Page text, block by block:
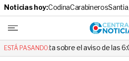
Noticias hoy:CodinaCarabineros
ESTÁ PASANDO:
el aviso de las 6:00 AM que dejó